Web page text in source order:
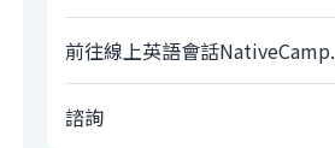
前往線上英語會話NativeCamp.
諮詢